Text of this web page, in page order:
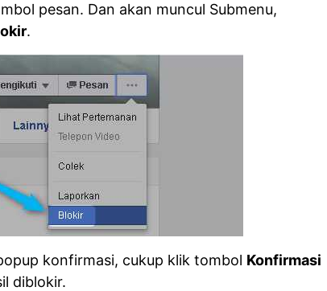
pesan. Dan akan muncul Submenu,
.
konfirmasi, cukup klik tombol Konfirmasi
diblokir.